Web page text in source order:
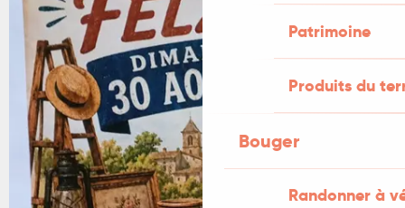
Patrimoine
Produits du
Bouger
Randonner à